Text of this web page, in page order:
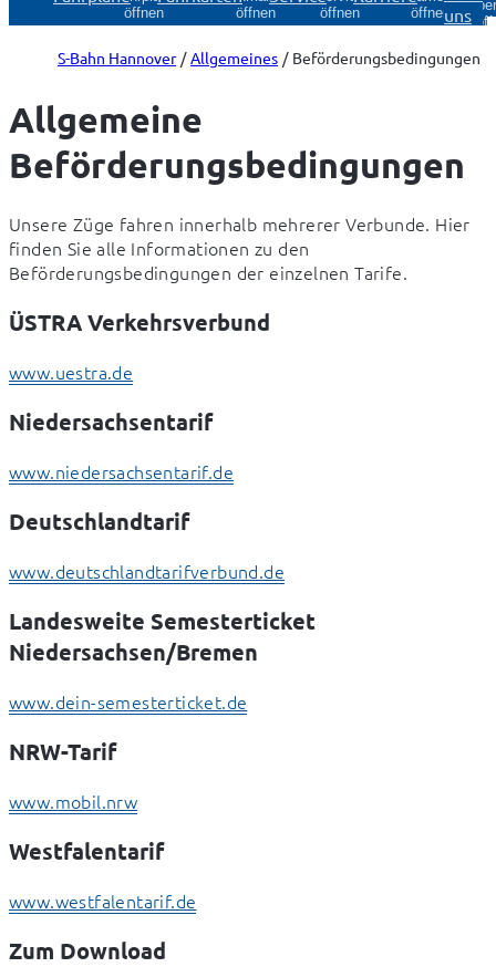
öffnen
öffnen
öffnen
öffnenuns
S-Bahn Hannover Allgemeines Beförderungsbedingungen
Allgemeine
Beförderungsbedingungen
Unsere Züge fahren innerhalb mehrerer Verbunde. Hier
finden Sie alle Informationen zu den
Beförderungsbedingungen der einzelnen Tarife.
ÜSTRA Verkehrsverbund
www.uestra.de
Niedersachsentarif
www.niedersachsentarif.de
Deutschlandtarif
www.deutschlandtarifverbund.de
Landesweite Semesterticket
Niedersachsen/Bremen
www.dein-semesterticket.de
NRW-Tarif
www.mobil.nrw
Westfalentarif
www.westfalentarif.de
Zum Download